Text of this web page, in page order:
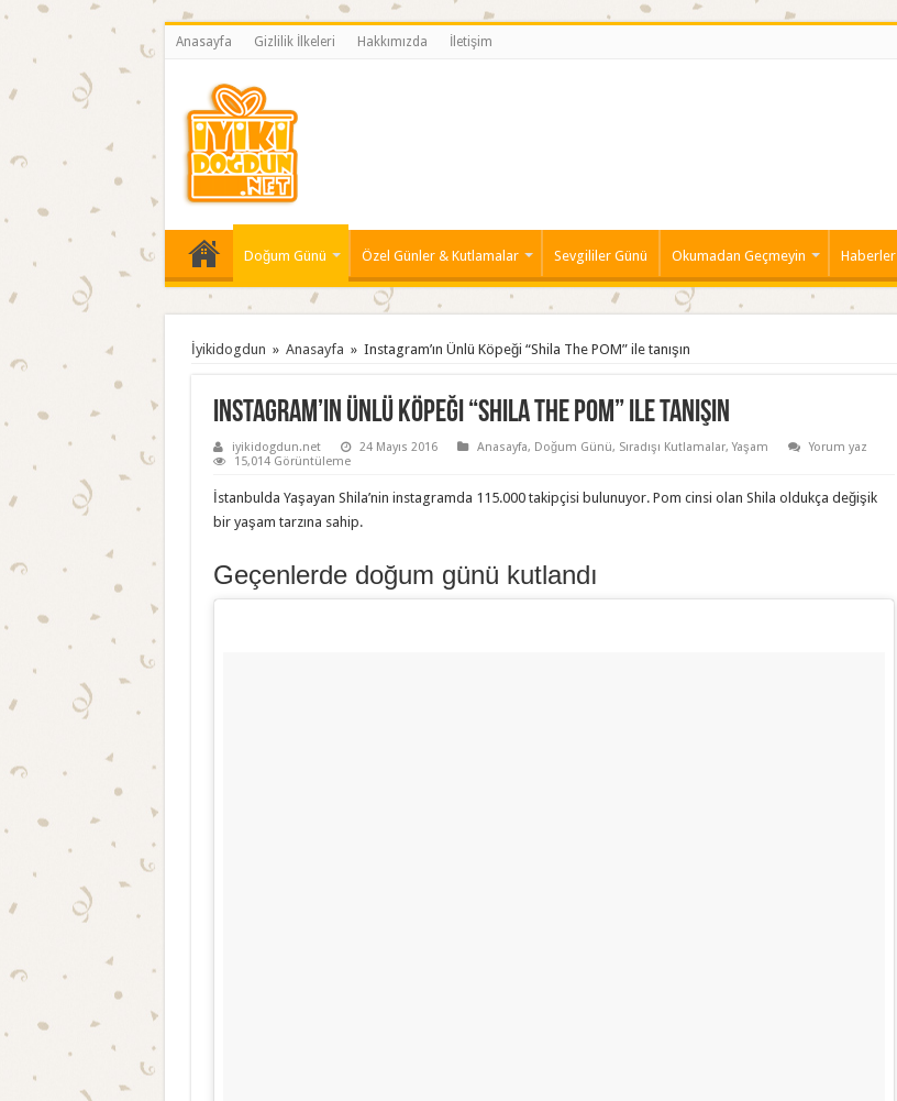
Anasayfa Gizlilik İlkeleri Hakkımızda İletişim
Doğum Günü Özel Günler & Kutlamalar Sevgililer Günü Okumadan Geçmeyin Haberler
İyikidogdun » Anasayfa » Instagram’ın Ünlü Köpeği “Shila The POM” ile tanışın
Instagram’ın Ünlü Köpeği “Shila The POM” ile tanışın
iyikidogdun.net 24 Mayıs 2016 Anasayfa, Doğum Günü, Sıradışı Kutlamalar,Yaşam
Yorum yaz
15,014 Görüntüleme
İstanbulda Yaşayan Shila’nin instagramda 115.000 takipçisi bulunuyor. Pom cinsi olan Shila oldukça değişik
bir yaşam tarzına sahip.
Geçenlerde doğum günü kutlandı